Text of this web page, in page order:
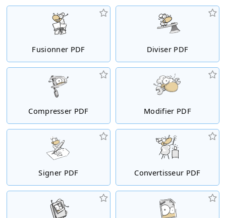
Fusionner PDF Diviser PDF
Compresser PDF Modifier PDF
Signer PDF Convertisseur PDF